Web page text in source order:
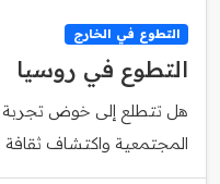
التطوع في الخارج
التطوع في روسيا
هل تتطلع إلى خوض تجربة
المجتمعية واكتشاف